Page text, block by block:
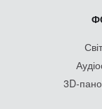
3D-